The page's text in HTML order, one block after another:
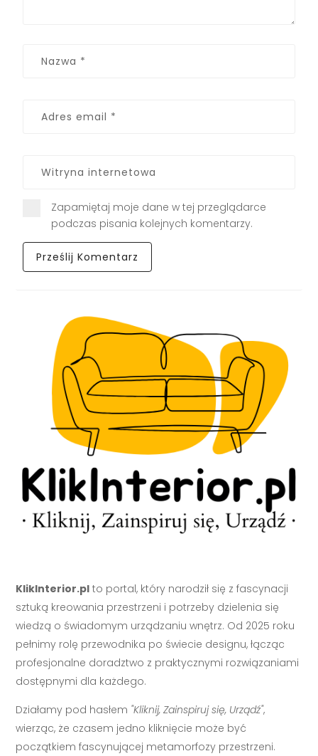
Zapamiętaj moje dane w tej przeglądarce
podczas pisania kolejnych komentarzy.
KlikInterior.pl to portal, który narodził się z fascynacji
sztuką kreowania przestrzeni i potrzeby dzielenia się
wiedzą o świadomym urządzaniu wnętrz. Od 2025 roku
pełnimy rolę przewodnika po świecie designu, łącząc
profesjonalne doradztwo z praktycznymi rozwiązaniami
dostępnymi dla każdego.
Działamy pod hasłem "Kliknij, Zainspiruj się, Urządź",
wierząc, że czasem jedno kliknięcie może być
początkiem fascynującej metamorfozy przestrzeni.